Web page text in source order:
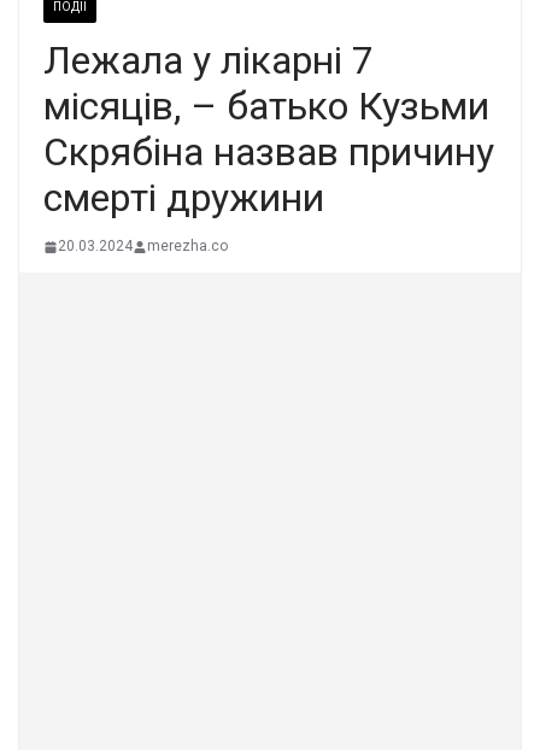
ПОДІЇ
Лежала у лікарні 7
місяців, – батько Кузьми
Скрябіна назвав причину
cмepтi дружини
20.03.2024 merezha.co